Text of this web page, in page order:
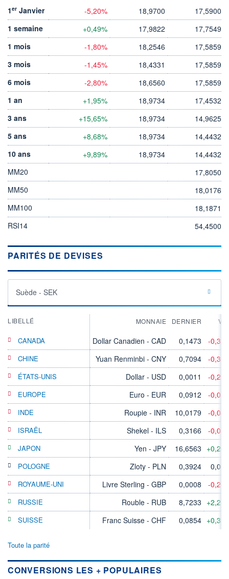
1er Janvier -5,20% 18,9700
17,5900
1 semaine
+0,49% 17,9822
17,7549
1 mois
-1,80% 18,2546
17,5859
3 mois
-1,45% 18,4331
17,5859
6 mois
-2,80% 18,6560
17,5859
1 an
+1,95% 18,9734
17,4532
3 ans
+15,65% 18,9734
14,9625
5 ans
+8,68% 18,9734
14,4432
10 ans
+9,89% 18,9734
14,4432
MM20
17,8050
MM50
18,0176
MM100
18,1871
RSI14
54,4500
PARITÉS DE DEVISES
Suède - SEK
LIBELLÉ MONNAIE DERNIER
CANADA Dollar Canadien - CAD 0,1473 -
CHINE Yuan Renminbi - CNY 0,7094 -
ÉTATS-UNIS Dollar - USD 0,0011 -
EUROPE Euro - EUR 0,0912 -
INDE Roupie - INR 10,0179 -
ISRAËL Shekel - ILS 0,3166 -
JAPON Yen - JPY 16,6563
POLOGNE Zloty - PLN 0,3924
ROYAUME-UNI Livre Sterling - GBP 0,0008 -
RUSSIE Rouble - RUB 8,7233
SUISSE Franc Suisse - CHF 0,0854
Toute la parité
CONVERSIONS LES + POPULAIRES